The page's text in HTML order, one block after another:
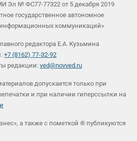
Эл № ФС77-77322 от 5 декабря 2019
государственное автономное
информационных коммуникаций»
редактора Е.А. Кузьмина
+7 (8162) 77-32-92
редакции: ved@novved.ru
допускается только при
и при наличии гиперссылки на
а также с пометкой ® публикуются